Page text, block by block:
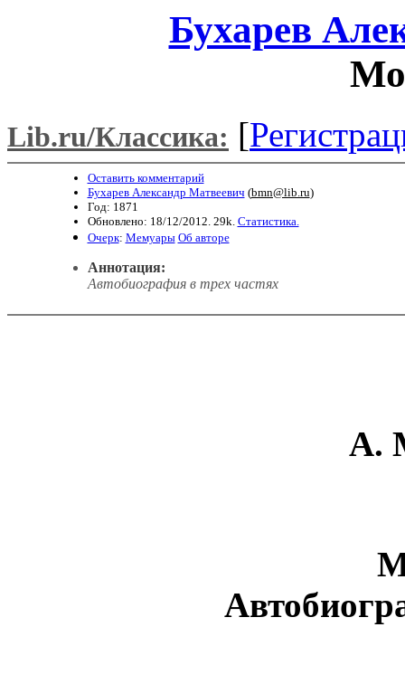
Бухарев
Lib.ru/Классика: [
Оставить комментарий
Бухарев Александр Матвеевич (bmn@lib.ru)
Год: 1871
Обновлено: 18/12/2012. 29k. Статистика.
Очерк: Мемуары Об авторе
Аннотация:
Автобиография в трех частях
A.